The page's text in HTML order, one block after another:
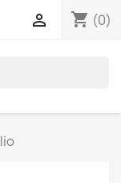
shopping_cart (0)
